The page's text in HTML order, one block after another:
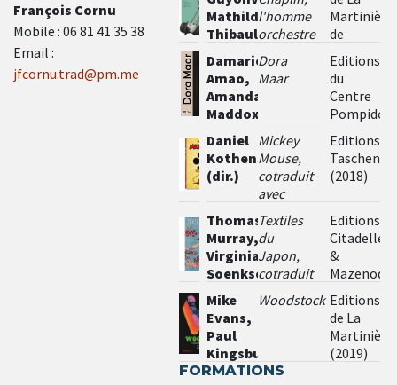
François Cornu
Mobile : 06 81 41 35 38
Email :
jfcornu.trad@pm.me
Mathilde
Thibault-
Starzyk
l'homme
orchestre
de
(2019)
Damarice
Amao,
Amanda
Maddox,
Karolina
Ziebinska-
Lewandowska
Dora
Maar
Editions
du
Centre
Pompidou
Daniel
Kothenschulte
(dir.)
Mickey
Mouse,
cotraduit
avec
Samuel
Bréan et
Florence
Vidal
Editions
Taschen
(2018)
Thomas
Murray,
Virginia
Soenksen,
Anna
Jackson
Textiles
du
Japon,
cotraduit
Jean-
Editions
Citadelles
&
Mazenod
Mike
Evans,
Paul
Kingsbury.
Préface
Woodstock Editions
de La
Martinière
(2019)
FORMATIONS